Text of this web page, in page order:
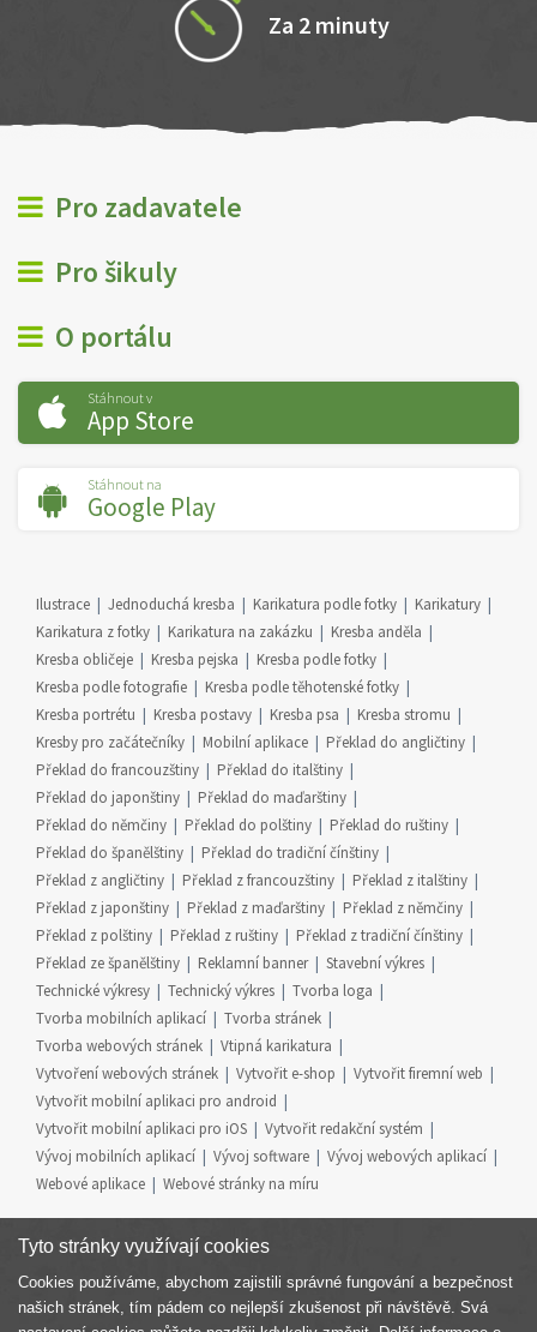
Za 2 minuty
Pro zadavatele
Pro šikuly
O portálu
Stáhnout v
App Store
Stáhnout na
Google Play
Ilustrace Jednoduchá kresba Karikatura podle fotky
Karikatury
Karikatura z fotky
Karikatura na zakázku
Kresba anděla
Kresba obličeje
Kresba pejska
Kresba podle fotky
Kresba podle fotografie
Kresba podle těhotenské fotky
Kresba portrétu
Kresba postavy Kresba psa
Kresba stromu
Kresby pro začátečníky
Mobilní aplikace
Překlad do angličtiny
Překlad do francouzštiny
Překlad do italštiny
Překlad do japonštiny
Překlad do maďarštiny
Překlad do němčiny
Překlad do polštiny
Překlad do ruštiny
Překlad do španělštiny
Překlad do tradiční čínštiny
Překlad z angličtiny
Překlad z francouzštiny
Překlad z italštiny
Překlad z japonštiny
Překlad z maďarštiny
Překlad z němčiny
Překlad z polštiny
Překlad z ruštiny
Překlad z tradiční čínštiny
Překlad ze španělštiny
Reklamní banner
Stavební výkres
Technické výkresy
Technický výkres
Tvorba loga
Tvorba mobilních aplikací
Tvorba stránek
Tvorba webových stránek
Vtipná karikatura
Vytvoření webových stránek
Vytvořit e-shop
Vytvořit firemní web
Vytvořit mobilní aplikaci pro android
Vytvořit mobilní aplikaci pro iOS
Vytvořit redakční systém
Vývoj mobilních aplikací
Vývoj software
Vývoj webových aplikací
Webové aplikace
Webové stránky na míru
Součást skupiny
Tyto stránky využívají cookies
Cookies používáme, abychom zajistili správné fungování a bezpečnost
našich stránek, tím pádem co nejlepší zkušenost při návštěvě. Svá